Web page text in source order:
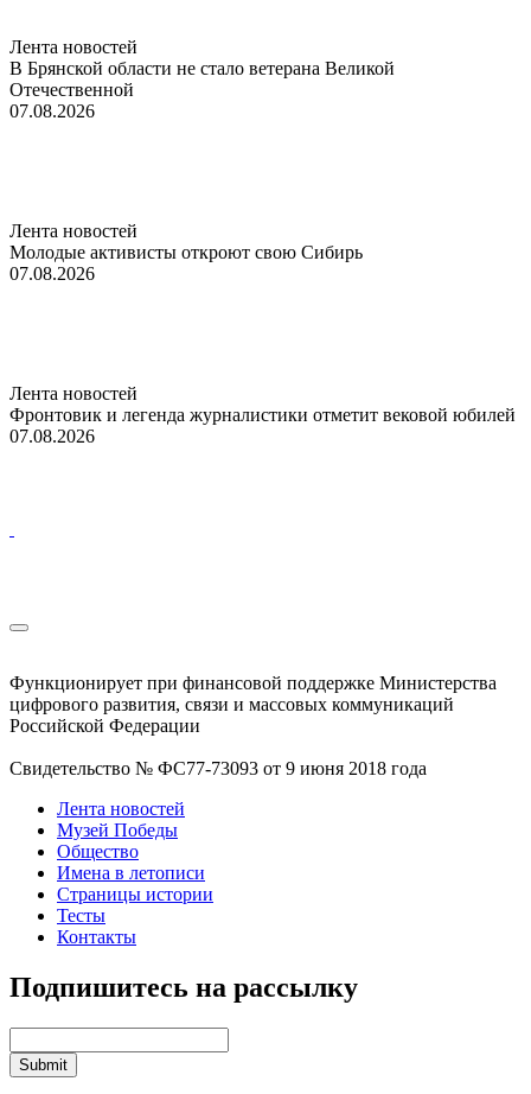
Лента новостей
В Брянской области не стало ветерана Великой
Отечественной
07.08.2026
Лента новостей
Молодые активисты откроют свою Сибирь
07.08.2026
Лента новостей
Фронтовик и легенда журналистики отметит вековой юбилей
07.08.2026
Функционирует при финансовой поддержке Министерства
цифрового развития, связи и массовых коммуникаций
Российской Федерации
Свидетельство № ФС77-73093 от 9 июня 2018 года
Лента новостей
Музей Победы
Общество
Имена в летописи
Страницы истории
Тесты
Контакты
Подпишитесь на рассылку